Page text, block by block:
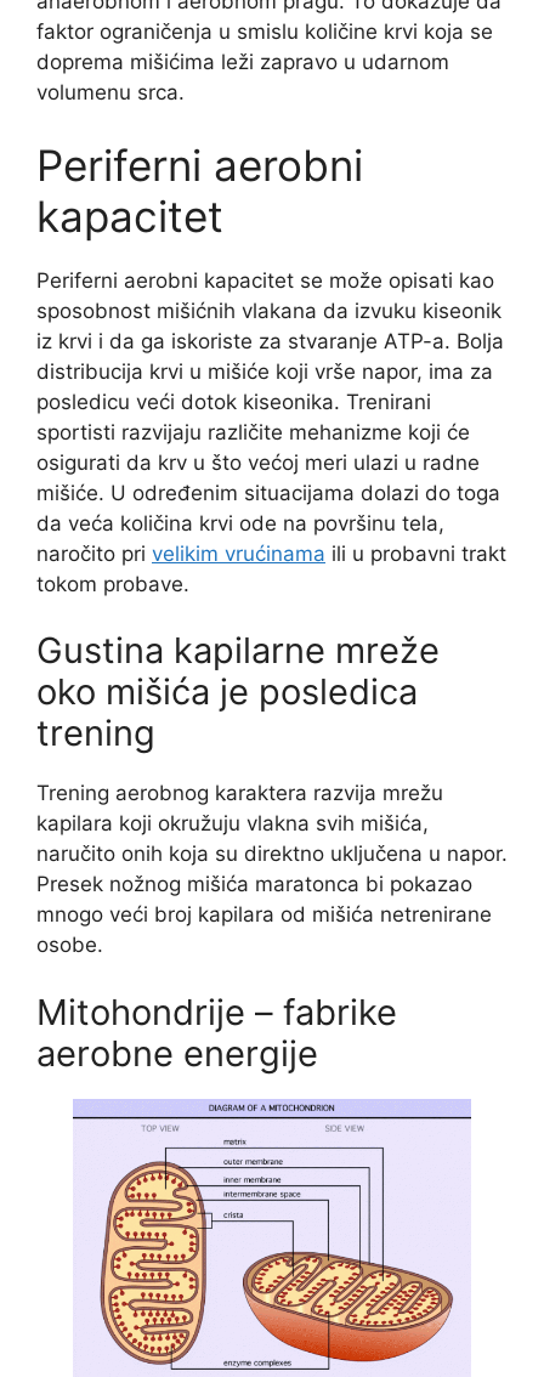
faktor ograničenja u smislu količine krvi koja se
doprema mišićima leži zapravo u udarnom
volumenu srca.
Periferni aerobni
kapacitet
Periferni aerobni kapacitet se može opisati kao
sposobnost mišićnih vlakana da izvuku kiseonik
iz krvi i da ga iskoriste za stvaranje ATP-a. Bolja
distribucija krvi u mišiće koji vrše napor, ima za
posledicu veći dotok kiseonika. Trenirani
sportisti razvijaju različite mehanizme koji će
osigurati da krv u što većoj meri ulazi u radne
mišiće. U određenim situacijama dolazi do toga
da veća količina krvi ode na površinu tela,
naročito pri velikim vrućinama ili u probavni trakt
tokom probave.
Gustina kapilarne mreže
oko mišića je posledica
trening
Trening aerobnog karaktera razvija mrežu
kapilara koji okružuju vlakna svih mišića,
naručito onih koja su direktno uključena u napor.
Presek nožnog mišića maratonca bi pokazao
mnogo veći broj kapilara od mišića netrenirane
osobe.
Mitohondrije – fabrike
aerobne energije